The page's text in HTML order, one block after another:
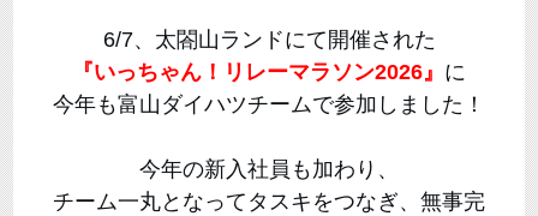
6/7、太閤山ランドにて開催された
『いっちゃん！リレーマラソン2026』 に
今年も富山ダイハツチームで参加しました！
今年の新入社員も加わり、
チーム一丸となってタスキをつなぎ、無事完